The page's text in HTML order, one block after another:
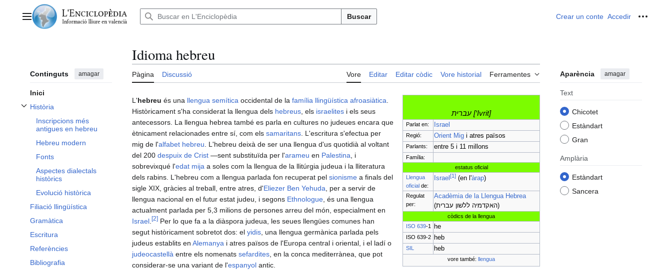
contingutMenú principal Buscar Crear un conte Accedir
Continguts amagar
Inici
Història
Alternar subsecció Història
Inscripcions més
antigues en hebreu
Hebreu modern
Fonts
Aspectes dialectals
històrics
Evolució històrica
Filiació llingüística
Gramàtica
Escritura
Referències
Bibliografia
Idioma hebreu
Pàgina Discussió Vore Editar Editar còdic Vore historial Ferramentes Aparència amagar
Text
Chicotet
Estàndart
Gran
Amplària
Estàndart
Sancera
עברית [‘Ivrit]
Parlat en: Israel
Regió: Orient Mig i atres països
Parlants: entre 5 i 11 millons
Família:
estatus oficial
Llengua
oficialde:
Israel [1] (en l'àrap)
Regulat
per:
Acadèmia de la Llengua Hebrea
(האקדמיה ללשון עברית)
còdics de la llengua
ISO 639-1 he
ISO 639-2 heb
SIL heb
vore també: llengua
L'hebreu és una llengua semítica occidental de la família llingüística afroasiàtica
Històricament s'ha considerat la llengua dels hebreus , els israelites i els seus
antecessors. La llengua hebrea també es parla en cultures no judeues encara que
ètnicament relacionades entre sí, com els samaritans . L'escritura s'efectua per
mig de l'alfabet hebreu . L'hebreu deixà de ser una llengua d'us quotidià al voltant
del 200 despuix de Crist —sent substituïda per l'arameu en Palestina , i
sobrevixqué l'edat mija a soles com la llengua de la llitúrgia judeua i la lliteratura
dels rabins. L'hebreu com a llengua parlada fon recuperat pel sionisme a finals del
sigle XIX, gràcies al treball, entre atres, d'Eliezer Ben Yehuda , per a servir de
llengua nacional en el futur estat judeu, i segons Ethnologue , és una llengua
actualment parlada per 5,3 milions de persones arreu del món, especialment en
Israel [2] Per lo que fa a la diàspora judeua, les seues llengües comunes han
segut històricament sobretot dos: el yidis , una llengua germànica parlada pels
judeus establits en Alemanya i atres països de l'Europa central i oriental, i el ladí o
judeocastellà entre els nomenats sefardites , en la conca mediterrànea, que pot
considerar-se una variant de l'espanyol antic.